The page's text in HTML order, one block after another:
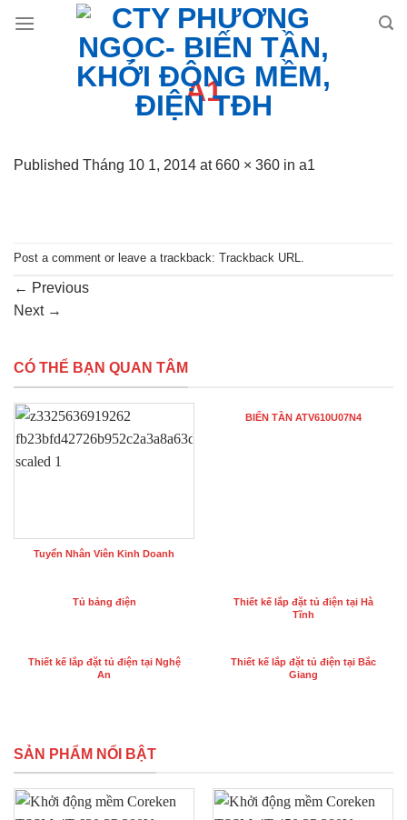
A1
Published Tháng 10 1, 2014 at660 × 360 in a1
Post a comment or leave a trackback: Trackback URL.
← Previous
Next →
CÓ THỂ BẠN QUAN TÂM
Tuyển Nhân Viên Kinh Doanh
BIẾN TẦN ATV610U07N4
Tủ bảng điện
Thiết kế lắp đặt tủ điện tại Hà
Tĩnh
Thiết kế lắp đặt tủ điện tại Nghệ
An
Thiết kế lắp đặt tủ điện tại Bắc
Giang
SẢN PHẨM NỔI BẬT